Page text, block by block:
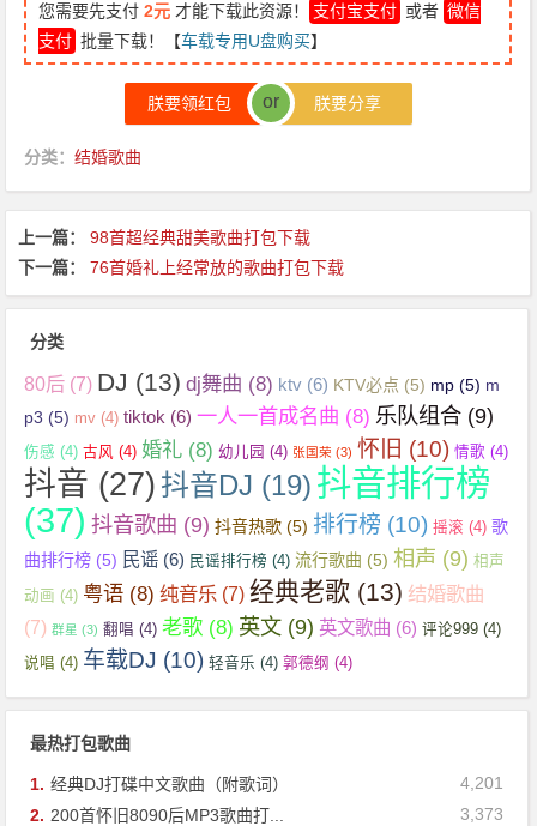
您需要先支付2元 才能下载此资源！ 支付宝支付 或者 微信
支付 批量下载！【车载专用U盘购买】
朕要领红包 or 朕要分享
分类：结婚歌曲
上一篇：
98首超经典甜美歌曲打包下载
下一篇：
76首婚礼上经常放的歌曲打包下载
分类
80后 (7) DJ (13) dj舞曲 (8) ktv (6) KTV必点 (5) mp (5) m
p3 (5) mv (4) tiktok (6) 一人一首成名曲 (8) 乐队组合 (9)
伤感 (4) 古风 (4) 婚礼 (8) 幼儿园 (4) 张国荣 (3) 怀旧 (10) 情歌 (4)
抖音 (27) 抖音DJ (19) 抖音排行榜
(37) 抖音歌曲 (9) 抖音热歌 (5) 排行榜 (10) 摇滚 (4) 歌
曲排行榜 (5) 民谣 (6) 民谣排行榜 (4) 流行歌曲 (5) 相声 (9) 相声
动画 (4) 粤语 (8) 纯音乐 (7) 经典老歌 (13) 结婚歌曲
(7) 群星 (3) 翻唱 (4) 老歌 (8) 英文 (9) 英文歌曲 (6) 评论999 (4)
说唱 (4) 车载DJ (10) 轻音乐 (4) 郭德纲 (4)
最热打包歌曲
4,201
1. 经典DJ打碟中文歌曲（附歌词）
3,373
2. 200首怀旧8090后MP3歌曲打...